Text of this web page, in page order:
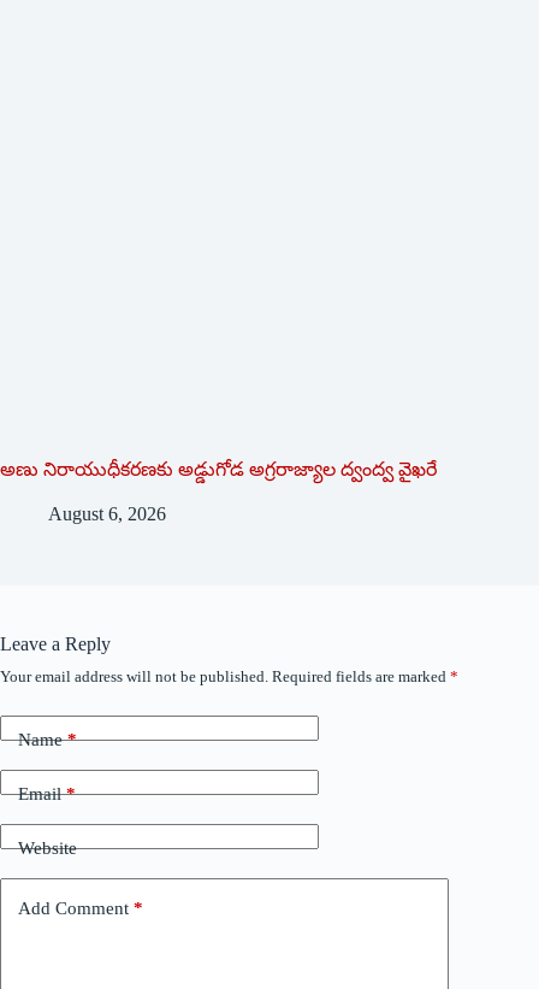
అణు నిరాయుధీకరణకు అడ్డుగోడ అగ్రరాజ్యాల ద్వంద్వ వైఖరే
August 6, 2026
Leave a Reply
Your email address will not be published. Required fields are marked *
Name*
Email*
Website
Add Comment *